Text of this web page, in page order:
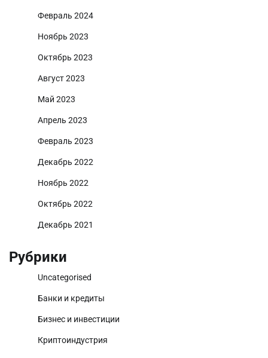
Февраль 2024
Ноябрь 2023
Октябрь 2023
Август 2023
Май 2023
Апрель 2023
Февраль 2023
Декабрь 2022
Ноябрь 2022
Октябрь 2022
Декабрь 2021
Рубрики
Uncategorised
Банки и кредиты
Бизнес и инвестиции
Криптоиндустрия